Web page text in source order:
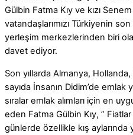
Gülbin Fatma Kıy ve kızı
vatandaşlarımızı Türkiyenin
yerleşim merkezlerinden biri
davet ediyor.
Son yıllarda Almanya,
sayıda İnsanın Didim’de emlak
sıralar emlak alımları için en
eden Fatma Gülbin Kıy, ”
günlerde özellikle kış aylarında